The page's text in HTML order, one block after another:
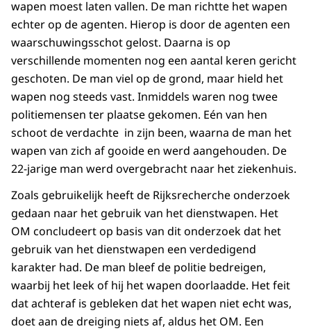
wapen moest laten vallen. De man richtte het wapen
echter op de agenten. Hierop is door de agenten een
waarschuwingsschot gelost. Daarna is op
verschillende momenten nog een aantal keren gericht
geschoten. De man viel op de grond, maar hield het
wapen nog steeds vast. Inmiddels waren nog twee
politiemensen ter plaatse gekomen. Eén van hen
schoot de verdachte in zijn been, waarna de man het
wapen van zich af gooide en werd aangehouden. De
22-jarige man werd overgebracht naar het ziekenhuis.
Zoals gebruikelijk heeft de Rijksrecherche onderzoek
gedaan naar het gebruik van het dienstwapen. Het
OM concludeert op basis van dit onderzoek dat het
gebruik van het dienstwapen een verdedigend
karakter had. De man bleef de politie bedreigen,
waarbij het leek of hij het wapen doorlaadde. Het feit
dat achteraf is gebleken dat het wapen niet echt was,
doet aan de dreiging niets af, aldus het OM. Een